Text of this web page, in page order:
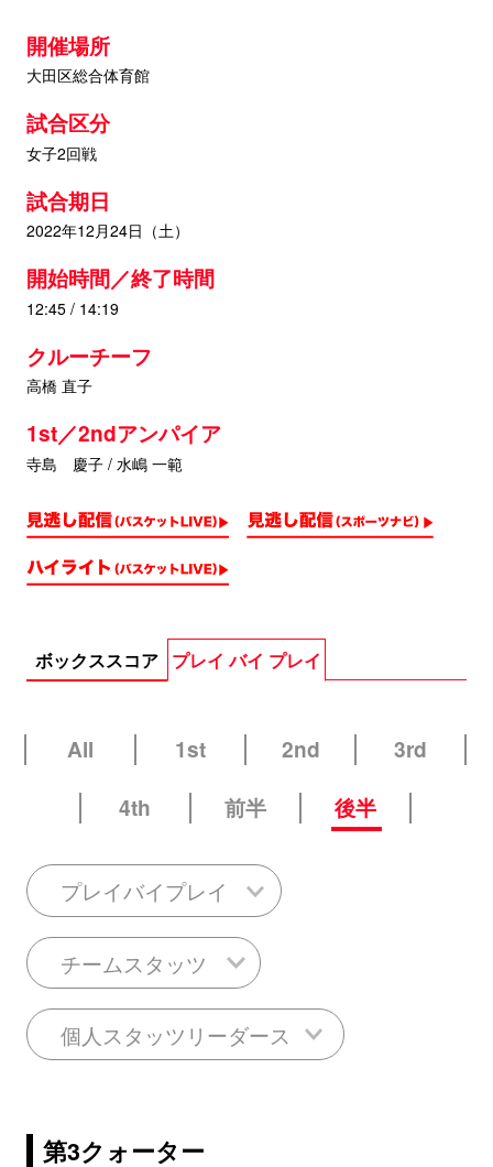
開催場所
大田区総合体育館
試合区分
女子2回戦
試合期日
2022年12月24日（土）
開始時間／終了時間
12:45 / 14:19
クルーチーフ
高橋 直子
1st／2ndアンパイア
寺島 慶子 / 水嶋 一範
ボックススコア プレイ バイ プレイ
All 1st 2nd
3rd
4th
前半 後半
プレイバイプレイ
チームスタッツ
個人スタッツリーダース
第3クォーター